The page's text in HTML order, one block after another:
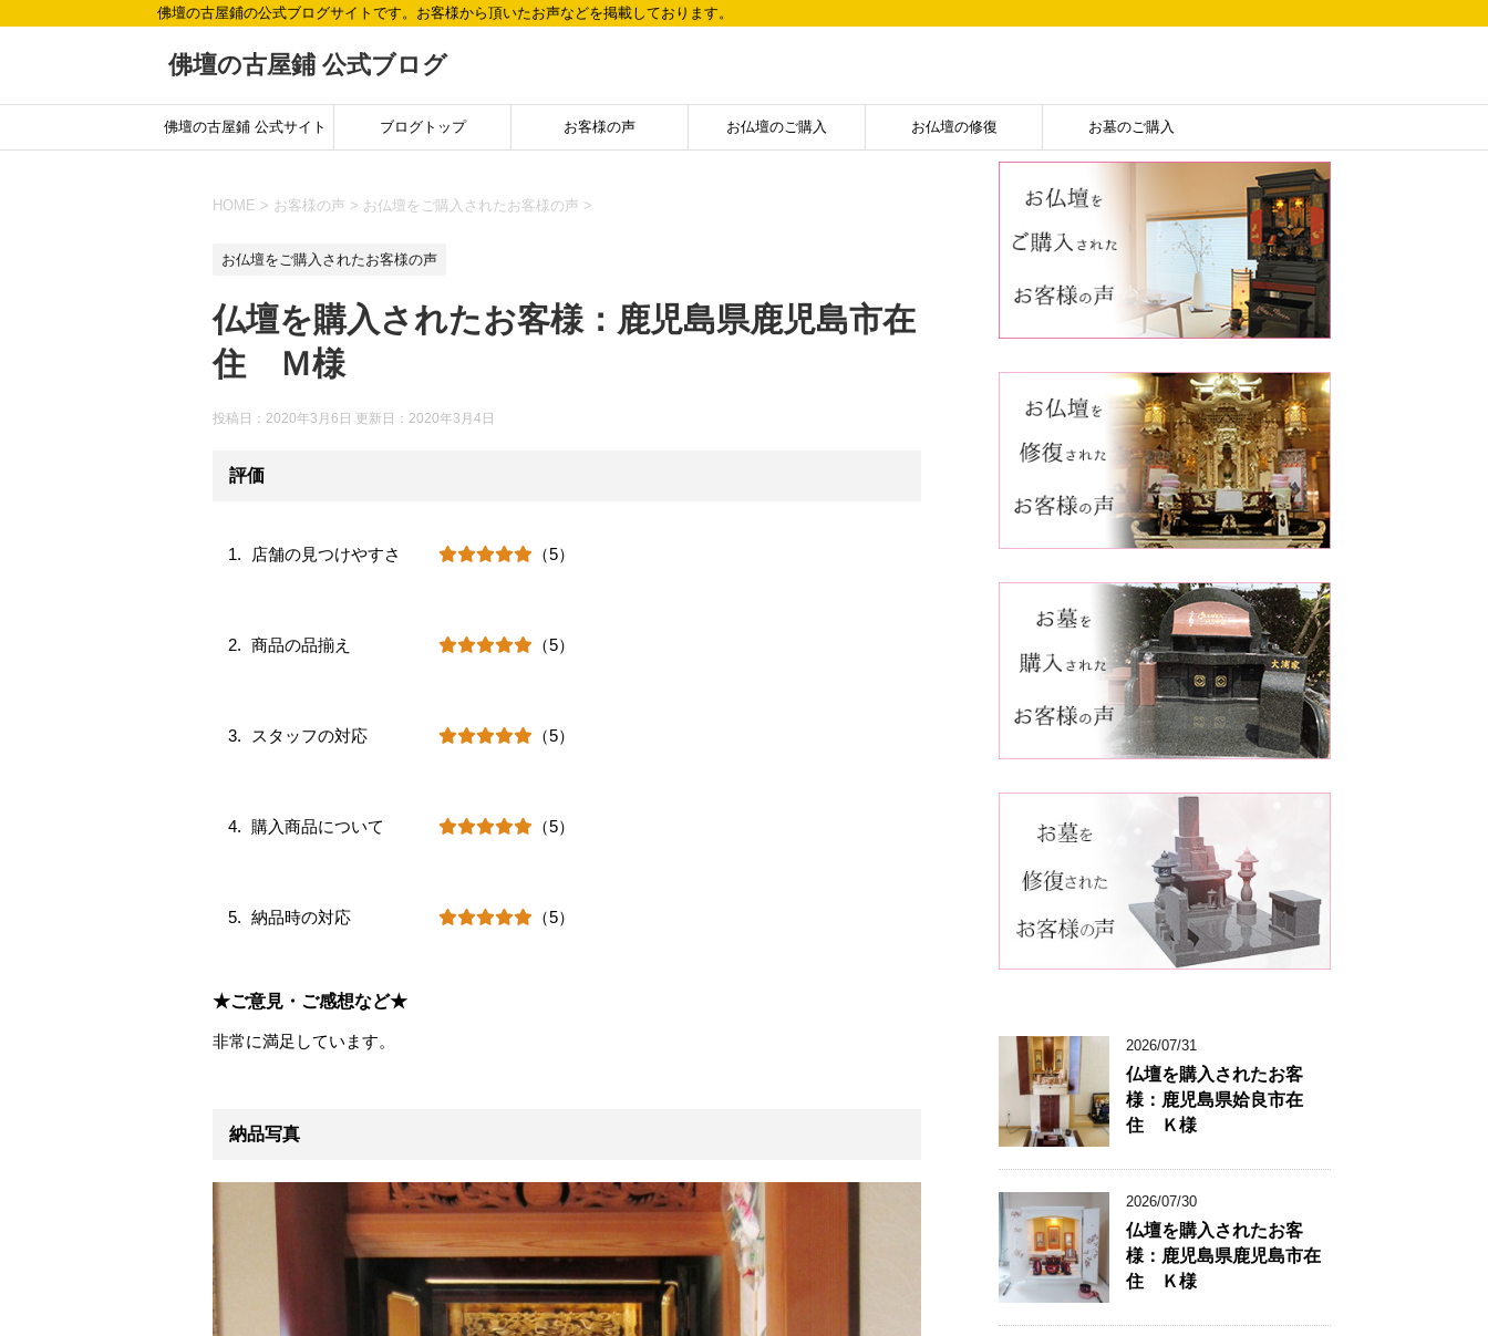
佛壇の古屋鋪の公式ブログサイトです。お客様から頂いたお声などを掲載しております。
佛壇の古屋鋪 公式ブログ
佛壇の古屋鋪 公式サイト ブログトップ お客様の声 お仏壇のご購入 お仏壇の修復 お墓のご購入
HOME > お客様の声 > お仏壇をご購入されたお客様の声 >
お仏壇をご購入されたお客様の声
仏壇を購入されたお客様：鹿児島県鹿児島市在
住 Ｍ様
投稿日：2020年3月6日 更新日： 2020年3月4日
評価
店舗の見つけやすさ （5）
商品の品揃え （5）
スタッフの対応 （5）
購入商品について （5）
納品時の対応 （5）
★ご意見・ご感想など★
非常に満足しています。
納品写真
2026/07/31
仏壇を購入されたお客
様：鹿児島県姶良市在
住 Ｋ様
2026/07/30
仏壇を購入されたお客
様：鹿児島県鹿児島市在
住 Ｋ様